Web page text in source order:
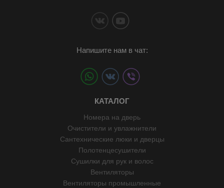
Напишите нам в чат:
КАТАЛОГ
Номера на дверь
Очистители и увлажнители
Сантехнические люки и дверцы
Полотенцесушители
Сушилки для рук и волос
Вентиляторы
Вентиляторы промышленные